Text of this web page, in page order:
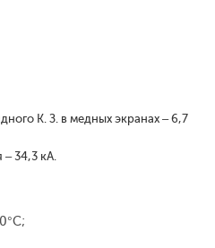
К. З. в медных экранах – 6,7
– 34,3 кА.